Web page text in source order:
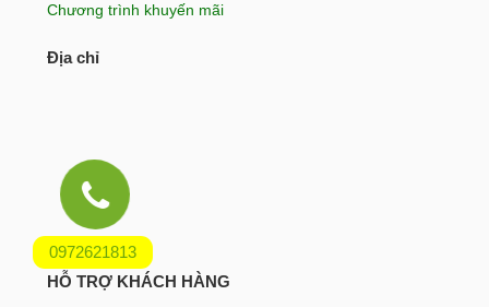
0972621813
Chương trình khuyến mãi
Địa chỉ
HỖ TRỢ KHÁCH HÀNG